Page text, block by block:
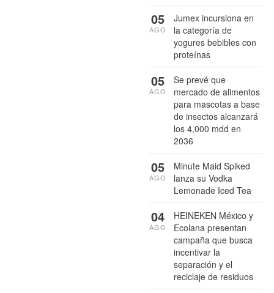
Jumex incursiona en
la categoría de
yogures bebibles con
proteínas
05
AGO
Se prevé que
mercado de alimentos
para mascotas a base
de insectos alcanzará
los 4,000 mdd en
2036
05
AGO
Minute Maid Spiked
lanza su Vodka
Lemonade Iced Tea
05
AGO
HEINEKEN México y
Ecolana presentan
campaña que busca
incentivar la
separación y el
reciclaje de residuos
04
AGO